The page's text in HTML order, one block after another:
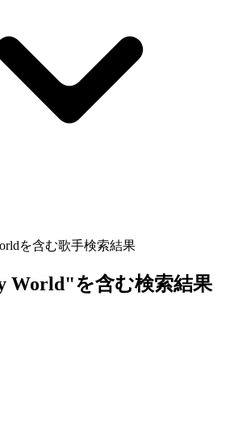
を含む歌手検索結果
World"を含む検索結果